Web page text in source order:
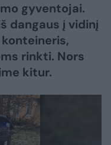
gyventojai.
dangaus į vidinį
rinkti. Nors
kitur.